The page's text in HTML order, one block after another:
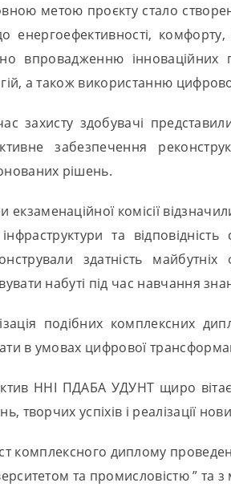
метою проєкту стало
енергоефективності, комфорту,
впровадженню інноваційних
а також використанню
захисту здобувачі
забезпечення
рішень.
екзаменаційної комісії
інфраструктури та
здатність
набуті під час навчання
подібних комплексних
в умовах цифрової
ННІ ПДАБА УДУНТ щиро
творчих успіхів і реалізації
комплексного диплому
та промисловістю ” та з